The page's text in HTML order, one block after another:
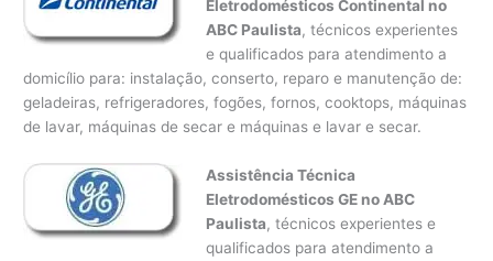
Eletrodomésticos Continental no
ABC Paulista, técnicos experientes
e qualificados para atendimento a
domicílio para: instalação, conserto, reparo e manutenção de:
geladeiras, refrigeradores, fogões, fornos, cooktops, máquinas
de lavar, máquinas de secar e máquinas e lavar e secar.
Assistência Técnica
Eletrodomésticos GE no ABC
Paulista, técnicos experientes e
qualificados para atendimento a